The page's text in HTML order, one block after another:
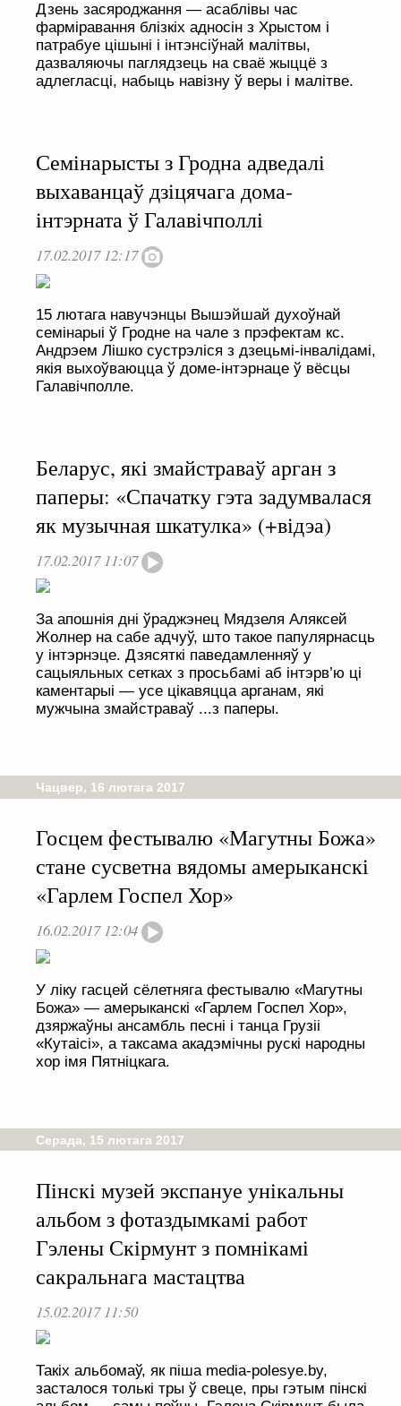
Дзень засяроджання — асаблівы час
фарміравання блізкіх адносін з Хрыстом і
патрабуе цішыні і інтэнсіўнай малітвы,
дазваляючы паглядзець на сваё жыццё з
адлегласці, набыць навізну ў веры і малітве.
Семінарысты з Гродна адведалі
выхаванцаў дзіцячага дома-
інтэрната ў Галавічполлі
17.02.2017 12:17
15 лютага навучэнцы Вышэйшай духоўнай
семінарыі ў Гродне на чале з прэфектам кс.
Андрэем Лішко сустрэліся з дзецьмі-інвалідамі,
якія выхоўваюцца ў доме-інтэрнаце ў вёсцы
Галавічполле.
Беларус, які змайстраваў арган з
паперы: «Спачатку гэта задумвалася
як музычная шкатулка» (+відэа)
17.02.2017 11:07
За апошнія дні ўраджэнец Мядзеля Аляксей
Жолнер на сабе адчуў, што такое папулярнасць
у інтэрнэце. Дзясяткі паведамленняў у
сацыяльных сетках з просьбамі аб інтэрв’ю ці
каментарыі — усе цікавяцца арганам, які
мужчына змайстраваў ...з паперы.
Чацвер, 16 лютага 2017
Госцем фестывалю «Магутны Божа»
стане сусветна вядомы амерыканскі
«Гарлем Госпел Хор»
16.02.2017 12:04
У ліку гасцей сёлетняга фестывалю «Магутны
Божа» — амерыканскі «Гарлем Госпел Хор»,
дзяржаўны ансамбль песні і танца Грузіі
«Кутаісі», а таксама акадэмічны рускі народны
хор імя Пятніцкага.
Серада, 15 лютага 2017
Пінскі музей экспануе унікальны
альбом з фотаздымкамі работ
Гэлены Скірмунт з помнікамі
сакральнага мастацтва
15.02.2017 11:50
Такіх альбомаў, як піша media-polesye.by,
засталося толькі тры ў свеце, пры гэтым пінскі